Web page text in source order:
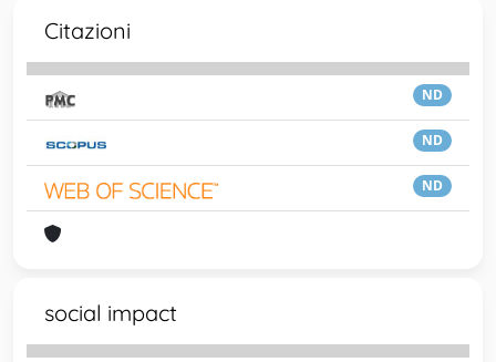
Citazioni
ND
ND
ND
social impact